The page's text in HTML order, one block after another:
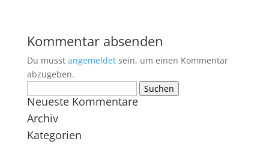
Kommentar absenden
Du musst angemeldetsein, um einen Kommentar
abzugeben.
nach:
Neueste Kommentare
Archiv
Kategorien